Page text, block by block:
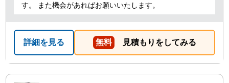
す。 また機会があればお願いいたします。
詳細を見る 無料 見積もりをしてみる